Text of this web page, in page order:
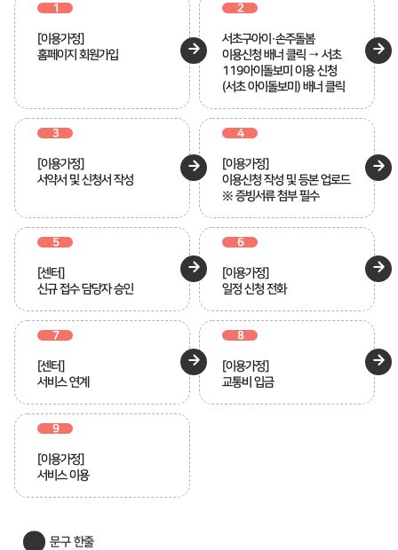
1
[이용가정]
홈페이지 회원가입
2
서초구아이·손주돌봄
이용신청 배너 클릭 → 서초
119아이돌보미 이용 신청
(서초 아이돌보미) 배너 클릭
3
[이용가정]
서약서 및 신청서 작성
4
[이용가정]
이용신청 작성 및 등본 업로드
※ 증빙서류 첨부 필수
5
[센터]
신규 접수 담당자 승인
6
[이용가정]
일정 신청 전화
7
[센터]
서비스 연계
8
[이용가정]
교통비 입금
9
[이용가정]
서비스 이용
문구 한줄